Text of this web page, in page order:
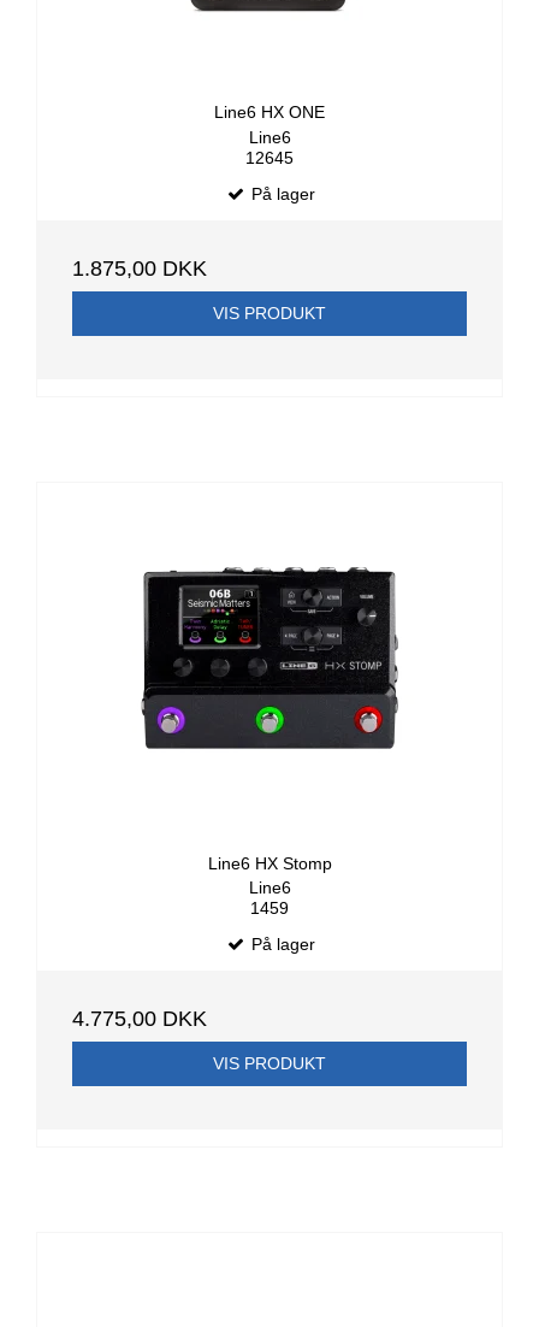
Line6 HX ONE
Line6
12645
På lager
1.875,00 DKK
VIS PRODUKT
Line6 HX Stomp
Line6
1459
På lager
4.775,00 DKK
VIS PRODUKT